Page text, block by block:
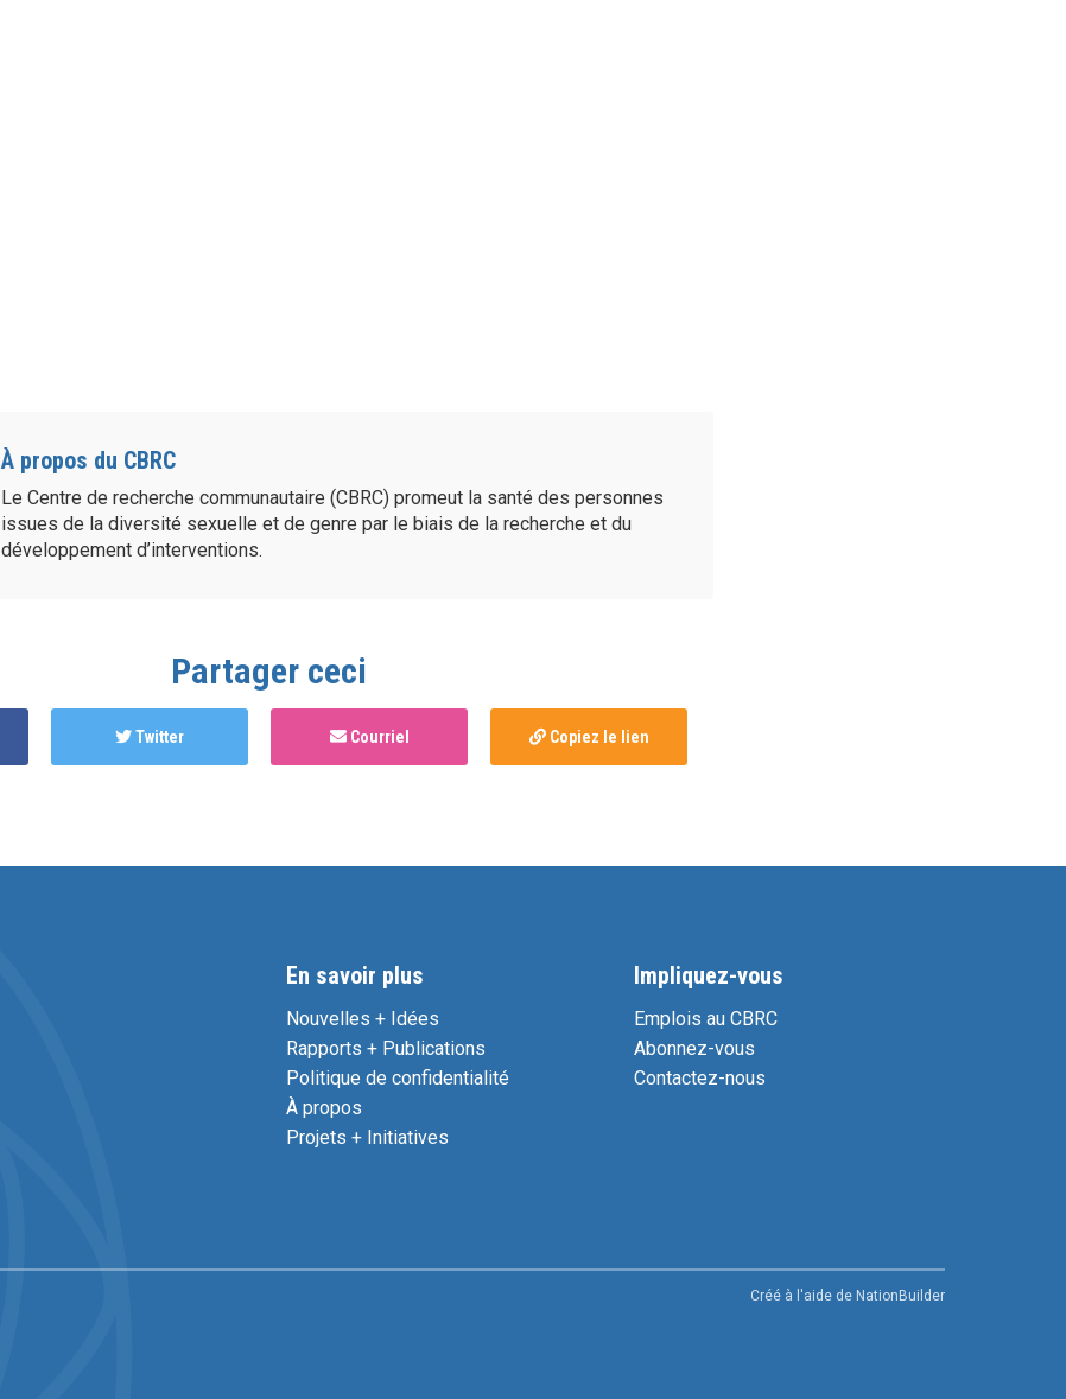
À propos du CBRC
Le Centre de recherche communautaire (CBRC) promeut la santé des personnes
issues de la diversité sexuelle et de genre par le biais de la recherche et du
développement d’interventions.
Partager ceci
Twitter Courriel Copiez le lien
En savoir plus
Nouvelles + Idées
Rapports + Publications
Politique de confidentialité
À propos
Projets + Initiatives
Impliquez-vous
Emplois au CBRC
Abonnez-vous
Contactez-nous
Créé à l'aide de NationBuilder